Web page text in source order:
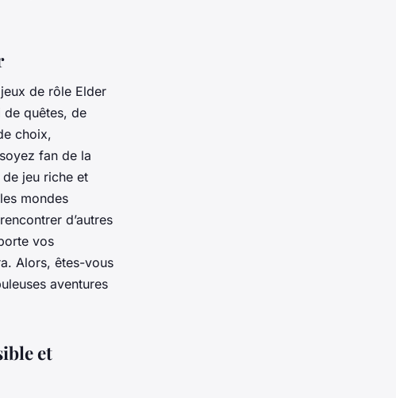
de rôle Elder
quêtes, de
choix,
fan de la
jeu riche et
mondes
d’autres
vos
Alors, êtes-vous
aventures
et